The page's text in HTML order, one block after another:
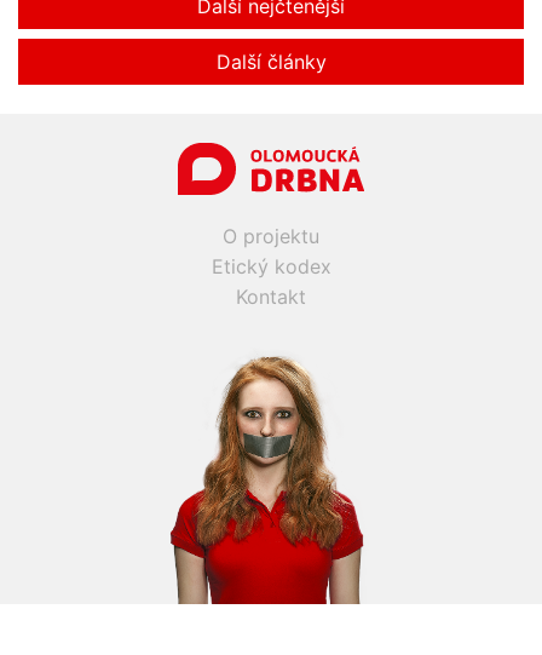
Další nejčtenější
Další články
O projektu
Etický kodex
Kontakt